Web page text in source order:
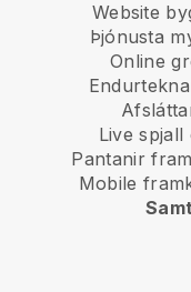
Website
Þjónusta
Online
Live spjall
Pantanir
Mobile